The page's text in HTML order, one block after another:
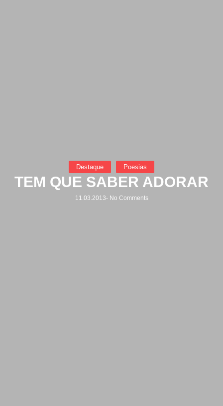
Destaque Poesias
TEM QUE SABER ADORAR
11.03.2013-No Comments